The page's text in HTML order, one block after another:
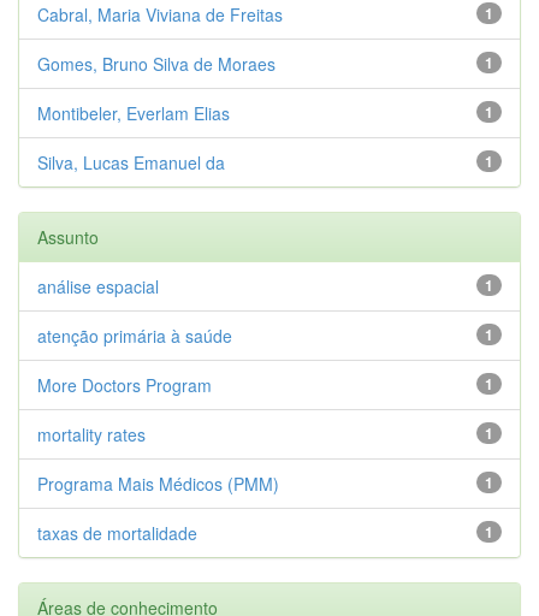
1
Cabral, Maria Viviana de Freitas
1
Gomes, Bruno Silva de Moraes
1
Montibeler, Everlam Elias
1
Silva, Lucas Emanuel da
Assunto
1
análise espacial
1
atenção primária à saúde
1
More Doctors Program
1
mortality rates
1
Programa Mais Médicos (PMM)
1
taxas de mortalidade
Áreas de conhecimento